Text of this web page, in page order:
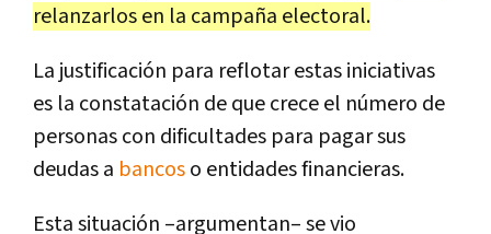
relanzarlos en la campaña electoral.
La justificación para reflotar estas iniciativas
es la constatación de que crece el número de
personas con dificultades para pagar sus
deudas a bancoso entidades financieras.
Esta situación –argumentan– se vio